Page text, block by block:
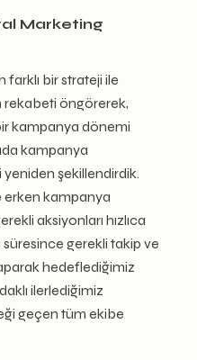
Marketing
farklı bir strateji ile
rekabeti öngörerek,
kampanya dönemi
kampanya
yeniden şekillendirdik.
erken kampanya
aksiyonları hızlıca
gerekli takip ve
hedeflediğimiz
ilerlediğimiz
geçen tüm ekibe